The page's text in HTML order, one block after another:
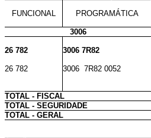
FUNCIONAL PROGRAMÁTICA
3006
26 782
3006 7R82
26 782
3006 7R82 0052
TOTAL - FISCAL
TOTAL - SEGURIDADE
TOTAL - GERAL